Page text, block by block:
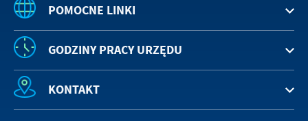
POMOCNE LINKI
GODZINY PRACY URZĘDU
KONTAKT